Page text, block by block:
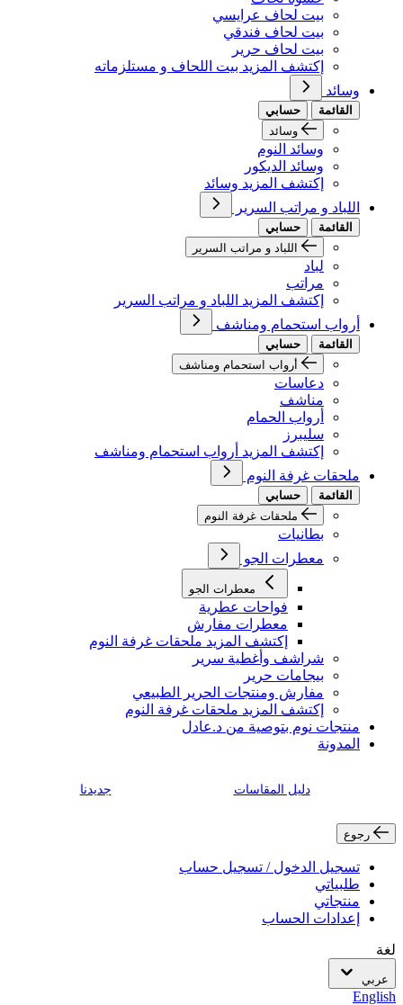
بيت لحاف عرايسي
بيت لحاف فندقي
بيت لحاف حرير
إكتشف المزيد بيت اللحاف و مستلزماته
وسائد
القائمة
حسابي
وسائد
وسائد النوم
وسائد الديكور
إكتشف المزيد وسائد
اللباد و مراتب السرير
القائمة
حسابي
اللباد و مراتب السرير
لباد
مراتب
إكتشف المزيد اللباد و مراتب السرير
أرواب استحمام ومناشف
القائمة
حسابي
أرواب استحمام ومناشف
دعاسات
مناشف
أرواب الحمام
سليبرز
إكتشف المزيد أرواب استحمام ومناشف
ملحقات غرفة النوم
القائمة
حسابي
ملحقات غرفة النوم
بطانيات
معطرات الجو
معطرات الجو
فواحات عطرية
معطرات مفارش
إكتشف المزيد ملحقات غرفة النوم
شراشف وأغطية سرير
بيجامات حرير
مفارش ومنتجات الحرير الطبيعي
إكتشف المزيد ملحقات غرفة النوم
منتجات نوم بتوصية من د.عادل
المدونة
دليل المقاسات جديدنا
رجوع
تسجيل الدخول / تسجيل حساب
طلبياتي
منتجاتي
إعدادات الحساب
لغة
عربي
English